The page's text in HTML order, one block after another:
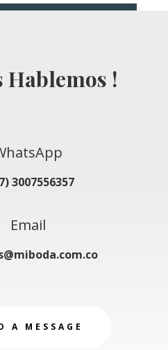
Hablemos !
3007556357
Email
A MESSAGE